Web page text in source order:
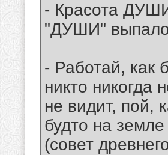
- Красота
"ДУШИ" выпало
- Работай, как
никто никогда
не видит, пой,
будто на
(совет